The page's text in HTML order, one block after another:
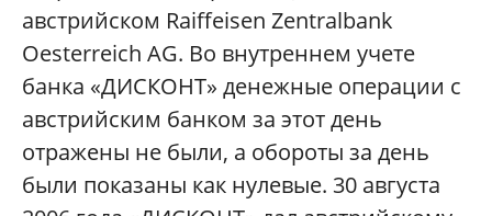
австрийском Raiffeisen Zentralbank
Oesterreich AG. Во внутреннем учете
банка «ДИСКОНТ» денежные операции с
австрийским банком за этот день
отражены не были, а обороты за день
были показаны как нулевые. 30 августа